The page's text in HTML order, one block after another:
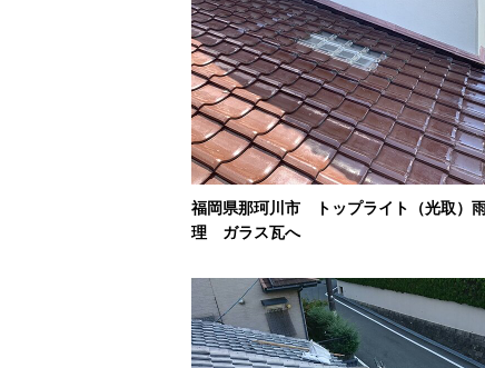
福岡県那珂川市 トップライト（光取）
理 ガラス瓦へ